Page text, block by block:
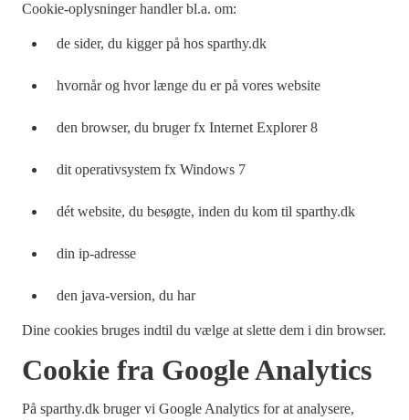
Cookie-oplysninger handler bl.a. om:
de sider, du kigger på hos sparthy.dk
hvornår og hvor længe du er på vores website
den browser, du bruger fx Internet Explorer 8
dit operativsystem fx Windows 7
dét website, du besøgte, inden du kom til sparthy.dk
din ip-adresse
den java-version, du har
Dine cookies bruges indtil du vælge at slette dem i din browser.
Cookie fra Google Analytics
På sparthy.dk bruger vi Google Analytics for at analysere,